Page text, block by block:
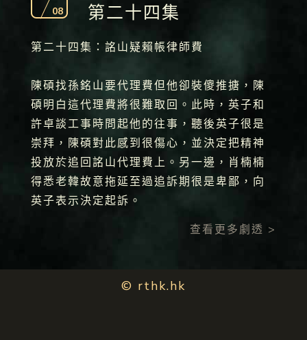
08
第二十四集
第二十四集：詺山疑賴帳律師費
陳碩找孫銘山要代理費但他卻裝傻推搪，陳
碩明白這代理費將很難取回。此時，英子和
許卓談工事時問起他的往事，聽後英子很是
崇拜，陳碩對此感到很傷心，並決定把精神
投放於追回詺山代理費上。另一邊，肖楠楠
得悉老韓故意拖延至過追訴期很是卑鄙，向
英子表示決定起訴。
查看更多劇透 >
© rthk.hk